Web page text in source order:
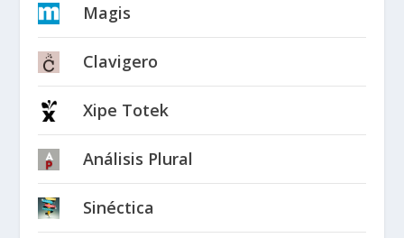
Magis
Clavigero
Xipe Totek
Análisis Plural
Sinéctica